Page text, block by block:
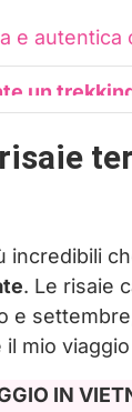
e
un
a Hoang
a
Su
a
nel nord
incredibili
. Le risaie
e
mio
IN